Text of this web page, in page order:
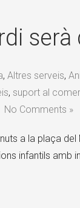
serà
, Altres serveis,
, suport al
No Comments »
a la plaça
infantils amb